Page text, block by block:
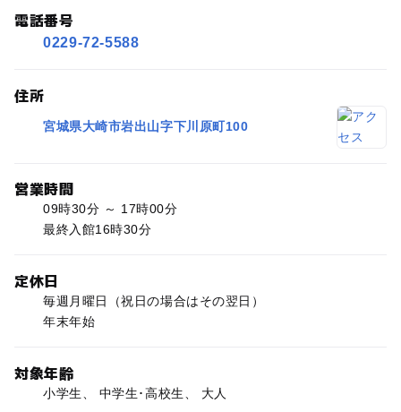
電話番号
0229-72-5588
住所
宮城県大崎市岩出山字下川原町100
営業時間
09時30分 ～ 17時00分
最終入館16時30分
定休日
毎週月曜日（祝日の場合はその翌日）
年末年始
対象年齢
小学生、 中学生･高校生、 大人